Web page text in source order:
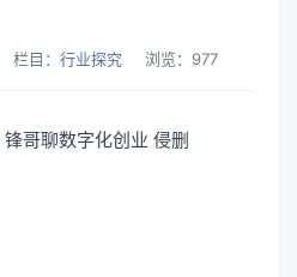
栏目： 行业探究 浏览： 977
锋哥聊数字化创业 侵删